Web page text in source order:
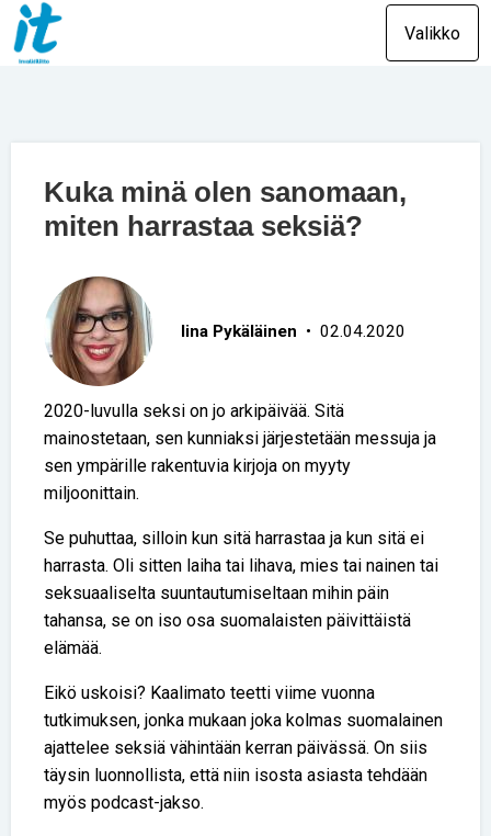
Valikko
Kuka minä olen sanomaan,
miten harrastaa seksiä?
Iina Pykäläinen • 02.04.2020
2020-luvulla seksi on jo arkipäivää. Sitä
mainostetaan, sen kunniaksi järjestetään messuja ja
sen ympärille rakentuvia kirjoja on myyty
miljoonittain.
Se puhuttaa, silloin kun sitä harrastaa ja kun sitä ei
harrasta. Oli sitten laiha tai lihava, mies tai nainen tai
seksuaaliselta suuntautumiseltaan mihin päin
tahansa, se on iso osa suomalaisten päivittäistä
elämää.
Eikö uskoisi? Kaalimato teetti viime vuonna
tutkimuksen, jonka mukaan joka kolmas suomalainen
ajattelee seksiä vähintään kerran päivässä. On siis
täysin luonnollista, että niin isosta asiasta tehdään
myös podcast-jakso.